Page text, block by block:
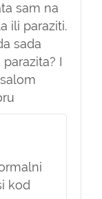
sam na
ili paraziti.
sada
I
kod